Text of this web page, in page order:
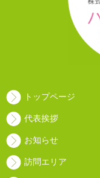
トップページ
代表挨拶
お知らせ
訪問エリア